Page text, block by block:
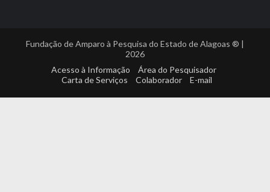
Fundação de Amparo à Pesquisa do Estado de Alagoas ® |
2026
Acesso à Informação
Área do Pesquisador
Carta de Serviços
Colaborador E-mail